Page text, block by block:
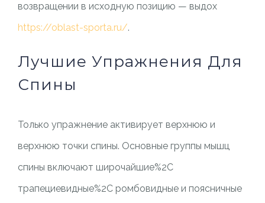
возвращении в исходную позицию — выдох
https://oblast-sporta.ru/.
Лучшие Упражнения Для
Спины
Только упражнение активирует верхнюю и
верхнюю точки спины. Основные группы мышц
спины включают широчайшие%2C
трапециевидные%2C ромбовидные и поясничные